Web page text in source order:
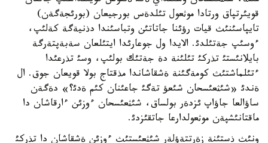
قويئرتپاق ورتادا موثعول تئلدةس بورجيعان (بورئجةگةن)
تايپاسئنئث قيات رؤئنا جاتاتئن وتباسئندا دذنيةگة كةلئپ،
ءوسئپ جةتئلدئ. الايدا ول جوعارئدا ايتئلعان سةبةپتةرگة
بايلانئستئ تذركئ تئلئنة دة جةتئك بولئپ، وسئ تذرعئدا
ءتئلماشتئث كومةگئنة ةشقاشاندا مذقتاج بولا قويعان جوق. ال
ةندئ «شئثعئسحان شئعؤ تةگئ جاعئنان كئم ةدئ؟» دةگةن
ساؤالعا جاؤاپ ئزدةر بولساق، شئثعئسحان ءوزئن ءارقاشان دا
ماقتانئشپةن موثعولدارعا جاتقئزدئ.